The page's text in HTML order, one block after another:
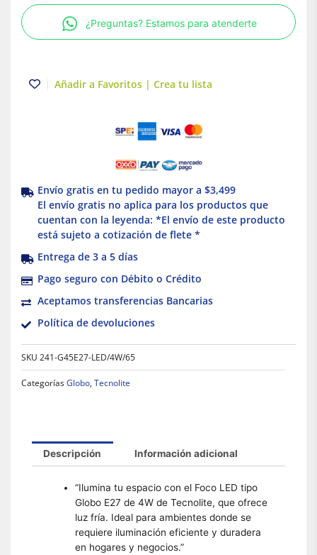
4W
Luz
Fría
Tecnolite
¿Preguntas? Estamos para atenderte
Añadir a Favoritos | Crea tu lista
Envío gratis en tu pedido mayor a $3,499
El envío gratis no aplica para los productos que
cuentan con la leyenda: *El envío de este producto
está sujeto a cotización de flete *
Entrega de 3 a 5 días
Pago seguro con Débito o Crédito
Aceptamos transferencias Bancarias
Política de devoluciones
SKU 241-G45E27-LED/4W/65
CategoríasGlobo, Tecnolite
Descripción Información adicional
“Ilumina tu espacio con el Foco LED tipo
Globo E27 de 4W de Tecnolite, que ofrece
luz fría. Ideal para ambientes donde se
requiere iluminación eficiente y duradera
en hogares y negocios.”